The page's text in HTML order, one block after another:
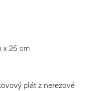
x 25 cm
plát z nerezové